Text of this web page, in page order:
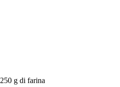
250 g di farina